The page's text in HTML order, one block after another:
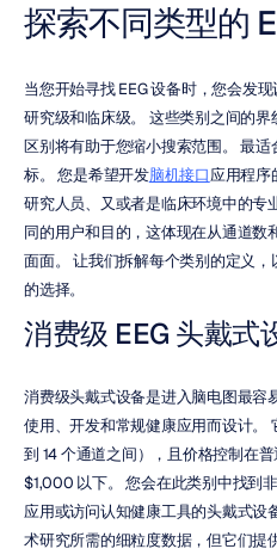
探索不同类型的
当您开始寻找 EEG 设备时，您会发
研究级和临床级。 这些类别之间的
区别将有助于您缩小搜索范围。 最
标。 您是希望开发脑机接口应用程序
研究人员、又或者是临床环境中的专
同的用户和目的，这体现在从通道数
面面。 让我们拆解每个类别的定义
的选择。
消费级 EEG 头戴式
消费级头戴式设备是进入脑电图最容
使用、开发和常规健康应用而设计。
到 14 个通道之间），且价格控制在
$1,000 以下。 您会在此类别中找到
应用或访问认知健康工具的头戴式设
术研究所需的细粒度数据，但它们提